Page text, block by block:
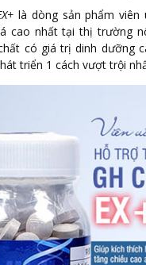
là dòng sản phẩm
cao nhất tại thị trường
có giá trị dinh dưỡng
triển 1 cách vượt trội